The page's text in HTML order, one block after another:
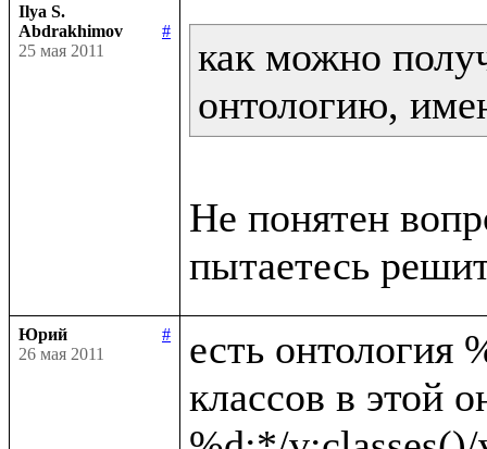
Ilya S.
Abdrakhimov
#
25 мая 2011
как можно
онтологию,
Не понятен
Юрий
#
26 мая 2011
есть онтология
классов в этой